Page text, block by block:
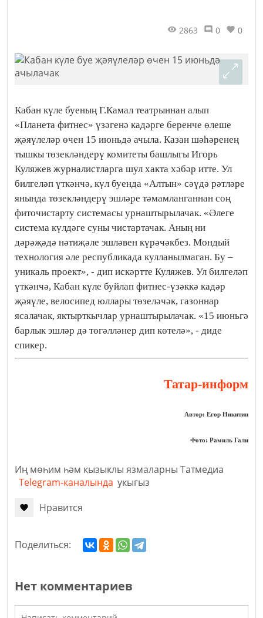
2863 0 0
Кабан күле буеның Г.Камал театрыннан алып
«Планета фитнес» үзәгенә кадәрге беренче өлеше
җәяүлеләр өчен 15 июньдә ачыла. Казан шәһәренең
тышкы төзекләндерү комитеты башлыгы Игорь
Куляжев журналистларга шул хакта хәбәр итте. Ул
билгеләп үткәнчә, күл буенда «Алтын» сәүдә рәтләре
янында төзекләндерү эшләре тәмамланганнан соң
фиточистарту системасы урнаштырылачак. «Әлеге
система күлдәге суны чистартачак. Аның ни
дәрәҗәдә нәтиҗәле эшләвен күрәчәкбез. Мондый
технология әле республикада кулланылмаган. Бу –
уникаль проект», - дип искәртте Куляжев. Ул билгеләп
үткәнчә, Кабан күле буйлап фитнес-үзәккә кадәр
җәяүле, велосипед юллары төзеләчәк, газоннар
ясалачак, яктырткычлар урнаштырылачак. «15 июньгә
барлык эшләр дә төгәлләнер дип көтелә», - диде
спикер.
Татар-информ
Автор: Егор Никитин
Фото: Рамиль Гали
Иң мөһим һәм кызыклы язмаларны Татмедиа
Telegram-каналында укыгыз
Нравится
Поделиться:
Нет комментариев